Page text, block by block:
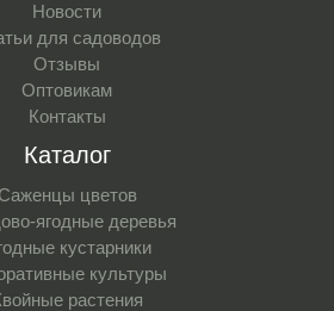
Новости
для садоводов
Отзывы
Оптовикам
Контакты
Каталог
Саженцы цветов
ягодные деревья
кустарники
культуры
растения